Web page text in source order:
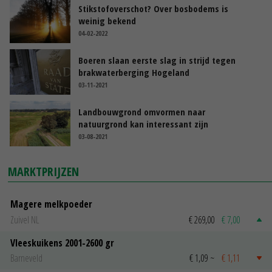
Stikstofoverschot? Over bosbodems is
weinig bekend
04-02-2022
Boeren slaan eerste slag in strijd tegen
brakwaterberging Hogeland
03-11-2021
Landbouwgrond omvormen naar
natuurgrond kan interessant zijn
03-08-2021
MARKTPRIJZEN
Magere melkpoeder
Zuivel NL
€ 269,00 € 7,00
Vleeskuikens 2001-2600 gr
Barneveld
€ 1,09 ~ € 1,11